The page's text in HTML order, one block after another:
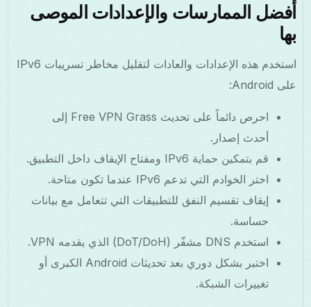
أفضل الممارسات والإعدادات الموصى
بها
استخدم هذه الإعدادات والعادات لتقليل مخاطر تسريبات IPv6
على Android:
احرص دائماً على تحديث Free VPN Grass إلى
أحدث إصدار.
قم بتمكين حماية IPv6 ومفتاح الإيقاف داخل التطبيق.
اختر الخوادم التي تدعم IPv6 عندما تكون متاحة.
إيقاف تقسيم النفق للتطبيقات التي تتعامل مع بيانات
حساسة.
استخدم DNS مشفّر (DoT/DoH) الذي يقدمه VPN.
اختبر بشكل دوري بعد تحديثات Android الكبرى أو
تغييرات الشبكة.